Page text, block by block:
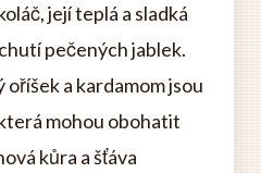
její teplá a sladká
pečených jablek.
a kardamom jsou
mohou obohatit
kůra a šťáva